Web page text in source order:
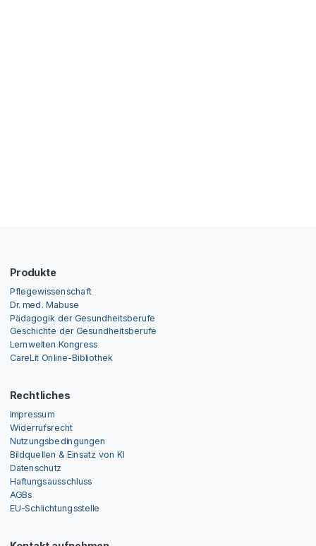
Produkte
Pflegewissenschaft
Dr. med. Mabuse
Pädagogik der Gesundheitsberufe
Geschichte der Gesundheitsberufe
Lernwelten Kongress
CareLit Online-Bibliothek
Rechtliches
Impressum
Widerrufsrecht
Nutzungsbedingungen
Bildquellen & Einsatz von KI
Datenschutz
Haftungsausschluss
AGBs
EU-Schlichtungsstelle